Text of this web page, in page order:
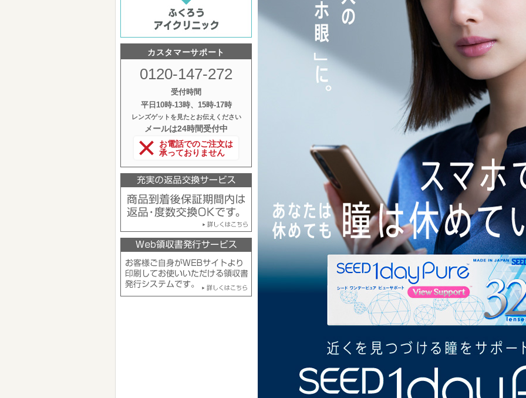
カスタマーサポート
0120-147-272
受付時間
平日10時‐13時、15時‐17時
レンズゲットを見たとお伝えください
メールは24時間受付中
お電話でのご注文は
承っておりません